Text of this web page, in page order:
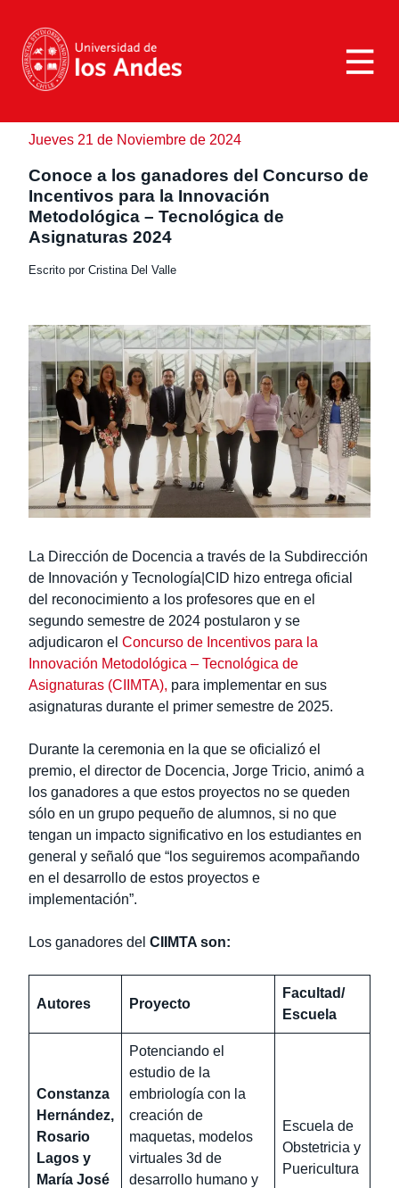
Estudiantes Alumni Académicos
NOTICIAS
Galerías
Revista Campus UANDES
Contáctanos
>Noticias>Conoce a los ganadores del Concurso de Incentivos
Jueves 21 de Noviembre de 2024
Conoce a los ganadores del Concurso de
Incentivos para la Innovación
Metodológica – Tecnológica de
Asignaturas 2024
Escrito por Cristina Del Valle
La Dirección de Docencia a través de la Subdirección
de Innovación y Tecnología|CID hizo entrega oficial
del reconocimiento a los profesores que en el
segundo semestre de 2024 postularon y se
adjudicaron el Concurso de Incentivos para la
Innovación Metodológica – Tecnológica de
Asignaturas (CIIMTA), para implementar en sus
asignaturas durante el primer semestre de 2025.
Durante la ceremonia en la que se oficializó el
premio, el director de Docencia, Jorge Tricio, animó a
los ganadores a que estos proyectos no se queden
sólo en un grupo pequeño de alumnos, si no que
tengan un impacto significativo en los estudiantes en
general y señaló que “los seguiremos acompañando
en el desarrollo de estos proyectos e
implementación”.
Los ganadores del CIIMTA son:
Autores Proyecto
Facultad/
Escuela
Constanza
Hernández,
Rosario
Lagos y
María José
Potenciando el
estudio de la
embriología con la
creación de
maquetas, modelos
virtuales 3d de
desarrollo humano y
Escuela de
Obstetricia y
Puericultura